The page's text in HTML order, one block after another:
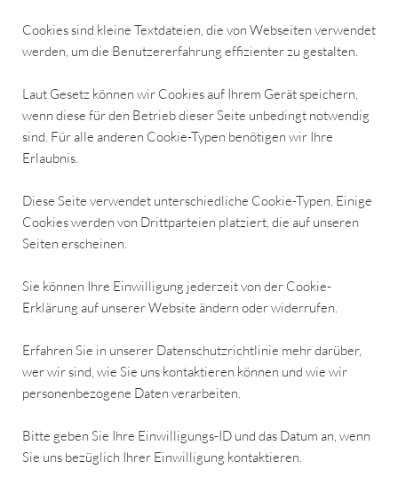
Cookies sind kleine Textdateien, die von Webseiten verwendet
werden, um die Benutzererfahrung effizienter zu gestalten.
Laut Gesetz können wir Cookies auf Ihrem Gerät speichern,
wenn diese für den Betrieb dieser Seite unbedingt notwendig
sind. Für alle anderen Cookie-Typen benötigen wir Ihre
Erlaubnis.
Diese Seite verwendet unterschiedliche Cookie-Typen. Einige
Cookies werden von Drittparteien platziert, die auf unseren
Seiten erscheinen.
Sie können Ihre Einwilligung jederzeit von der Cookie-
Erklärung auf unserer Website ändern oder widerrufen.
Erfahren Sie in unserer Datenschutzrichtlinie mehr darüber,
wer wir sind, wie Sie uns kontaktieren können und wie wir
personenbezogene Daten verarbeiten.
Bitte geben Sie Ihre Einwilligungs-ID und das Datum an, wenn
Sie uns bezüglich Ihrer Einwilligung kontaktieren.